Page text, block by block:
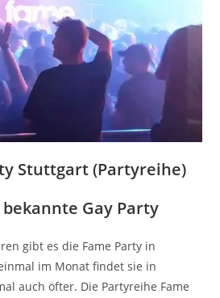
Stuttgart (Partyreihe)
Gay Party
gibt es die Fame Party in
im Monat findet sie in
auch öfter. Die Partyreihe Fame